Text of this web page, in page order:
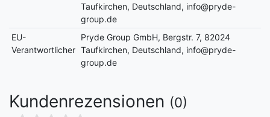
Taufkirchen, Deutschland, info@pryde-
group.de
EU-
Verantwortlicher
Pryde Group GmbH, Bergstr. 7, 82024
Taufkirchen, Deutschland, info@pryde-
group.de
Kundenrezensionen (0)